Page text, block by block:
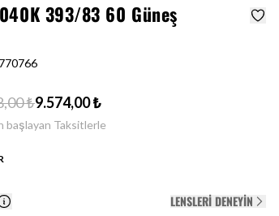
393/83 60 Güneş
₺9.574,00 ₺
başlayan Taksitlerle
LENSLERI DENEYIN